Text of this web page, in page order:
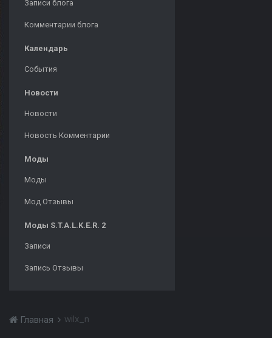
Записи блога
Комментарии блога
Календарь
События
Новости
Новости
Новость Комментарии
Моды
Моды
Мод Отзывы
Моды S.T.A.L.K.E.R. 2
Записи
Запись Отзывы
Главная wilx_n